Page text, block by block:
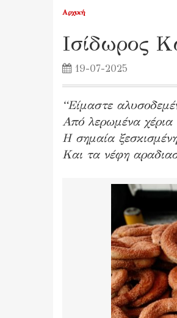
Αρχική
Ισίδωρος
19-07-2025
“Είμαστε
Από λερωμένα χέρια
Η σημαία ξεσκισμένη
Και τα νέφη